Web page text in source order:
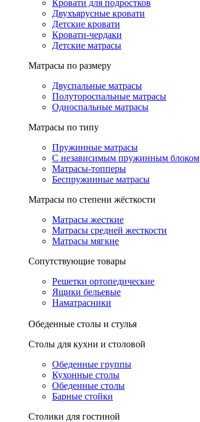
Кровати для подростков
Двухъярусные кровати
Детские кровати
Кровати-чердаки
Детские матрасы
Матрасы по размеру
Двуспальные матрасы
Полутороспальные матрасы
Односпальные матрасы
Матрасы по типу
Пружинные матрасы
С независимым пружинным блоком
Матрасы-топперы
Беспружинные матрасы
Матрасы по степени жёсткости
Матрасы жесткие
Матрасы средней жесткости
Матрасы мягкие
Сопутствующие товары
Решетки ортопедические
Ящики бельевые
Наматрасники
Обеденные столы и стулья
Столы для кухни и столовой
Обеденные группы
Кухонные столы
Обеденные столы
Барные стойки
Столики для гостиной